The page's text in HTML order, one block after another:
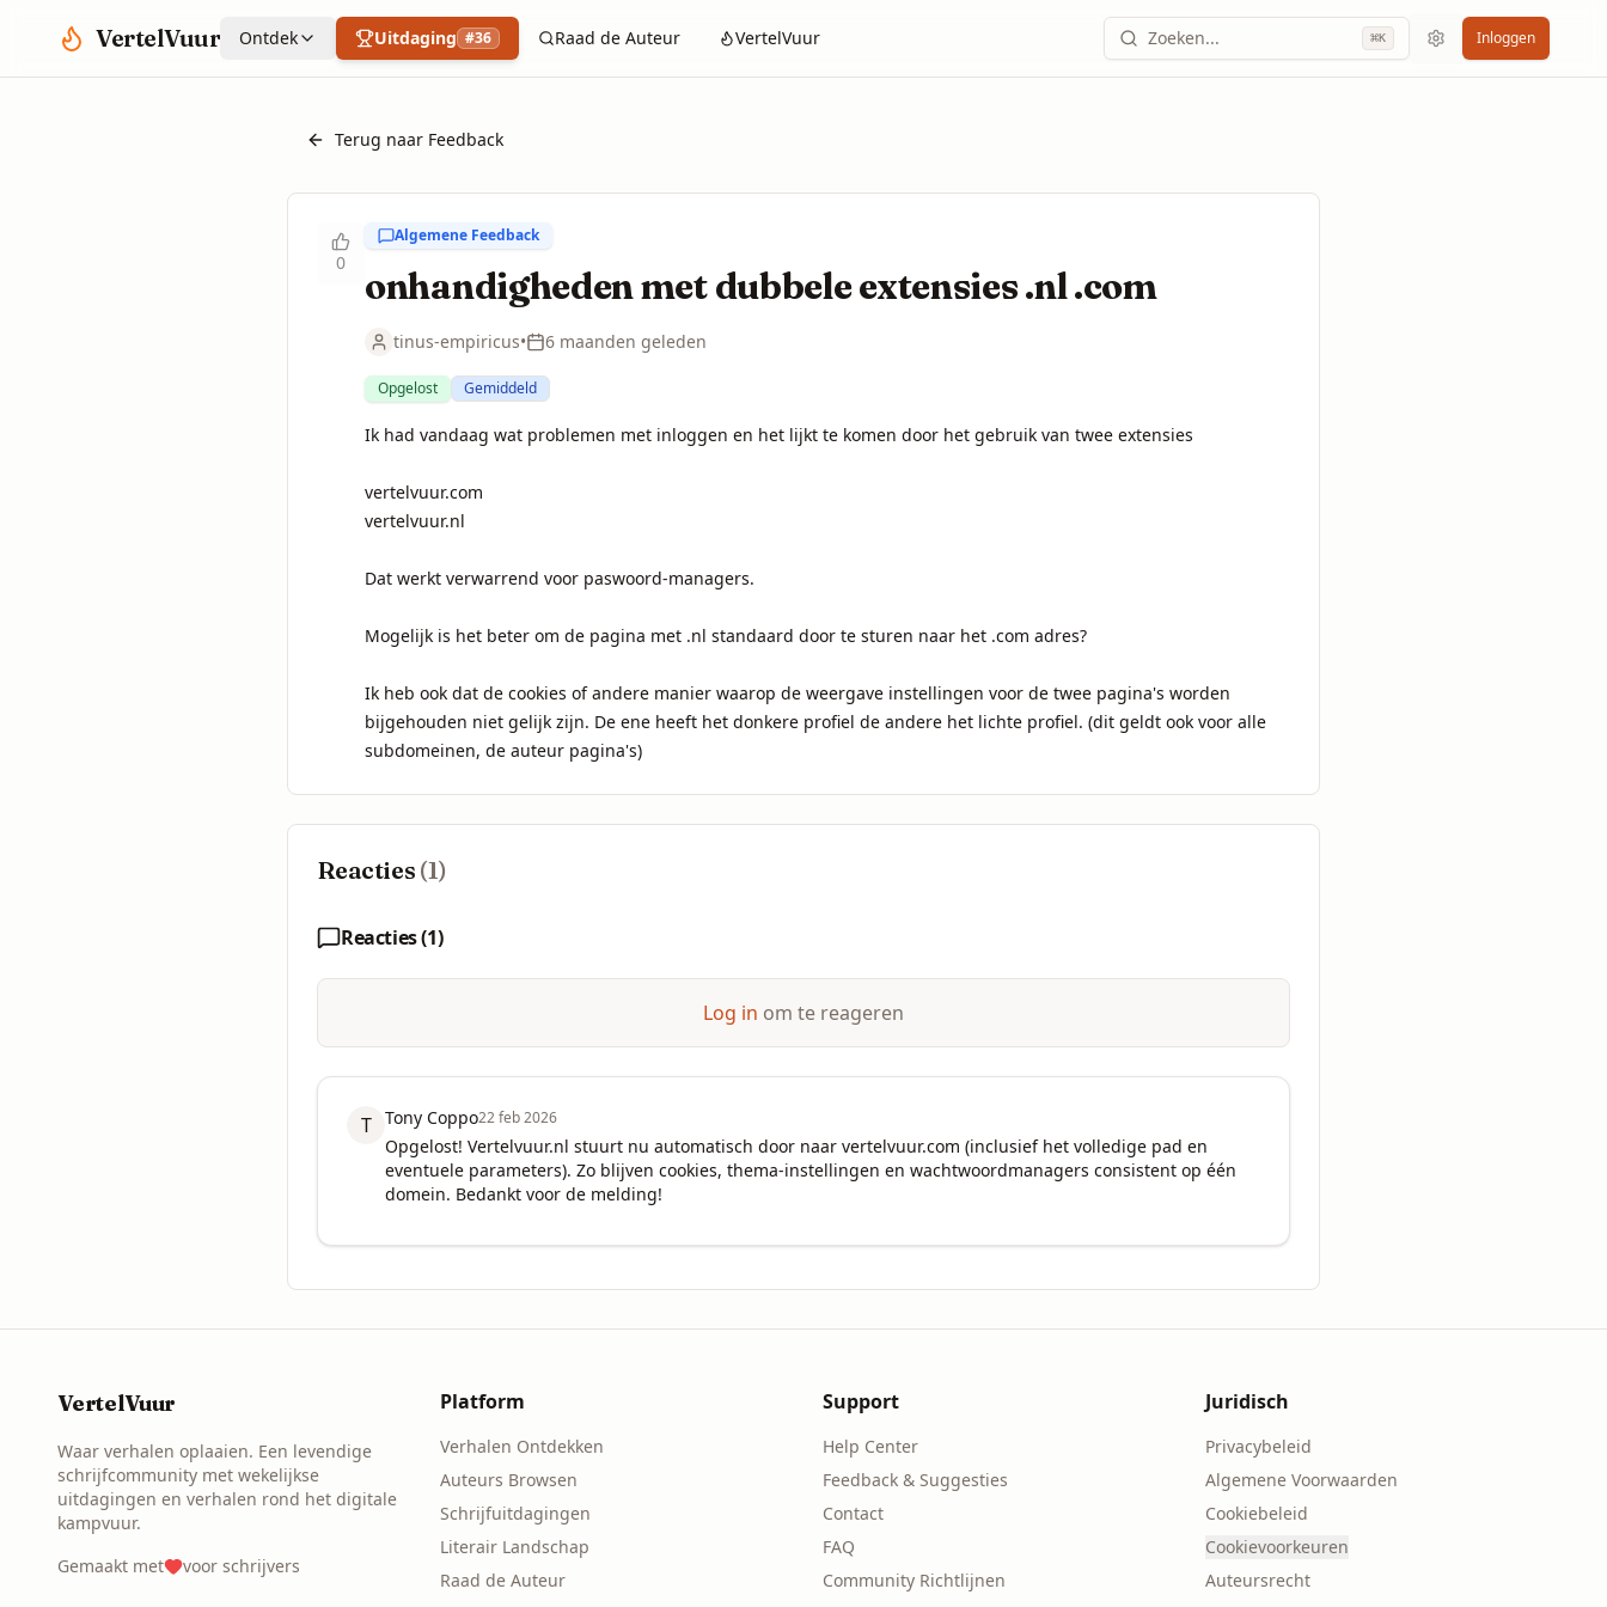
VertelVuur Ontdek Uitdaging #36 Raad de Auteur VertelVuur Zoeken... ⌘K Inloggen
Terug naar Feedback
0
Algemene Feedback
onhandigheden met dubbele extensies .nl .com
tinus-empiricus• 6 maanden geleden
Opgelost Gemiddeld
Ik had vandaag wat problemen met inloggen en het lijkt te komen door het gebruik van twee extensies
vertelvuur.com
vertelvuur.nl
Dat werkt verwarrend voor paswoord-managers.
Mogelijk is het beter om de pagina met .nl standaard door te sturen naar het .com adres?
Ik heb ook dat de cookies of andere manier waarop de weergave instellingen voor de twee pagina's worden
bijgehouden niet gelijk zijn. De ene heeft het donkere profiel de andere het lichte profiel. (dit geldt ook voor alle
subdomeinen, de auteur pagina's)
Reacties (1)
Reacties (1)
Log in om te reageren
T Tony Coppo22 feb 2026
Opgelost! Vertelvuur.nl stuurt nu automatisch door naar vertelvuur.com (inclusief het volledige pad en
eventuele parameters). Zo blijven cookies, thema-instellingen en wachtwoordmanagers consistent op één
domein. Bedankt voor de melding!
VertelVuur
Waar verhalen oplaaien. Een levendige
schrijfcommunity met wekelijkse
uitdagingen en verhalen rond het digitale
kampvuur.
Gemaakt met
voor schrijvers
Platform
Verhalen Ontdekken
Auteurs Browsen
Schrijfuitdagingen
Literair Landschap
Raad de Auteur
Support
Help Center
Feedback & Suggesties
Contact
FAQ
Community Richtlijnen
Juridisch
Privacybeleid
Algemene Voorwaarden
Cookiebeleid
Cookievoorkeuren
Auteursrecht